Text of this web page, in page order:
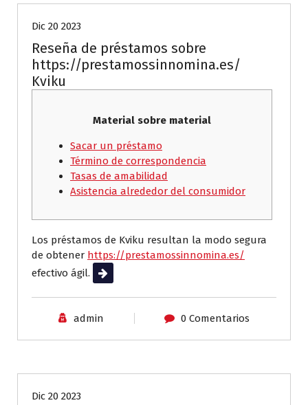
Dic 20 2023
Reseña de préstamos sobre
https://prestamossinnomina.es/
Kviku
Material sobre material
Sacar un préstamo
Término de correspondencia
Tasas de amabilidad
Asistencia alrededor del consumidor
Los préstamos de Kviku resultan la modo segura
de obtener https://prestamossinnomina.es/
efectivo ágil.
Leer más
admin 0 Comentarios
Dic 20 2023